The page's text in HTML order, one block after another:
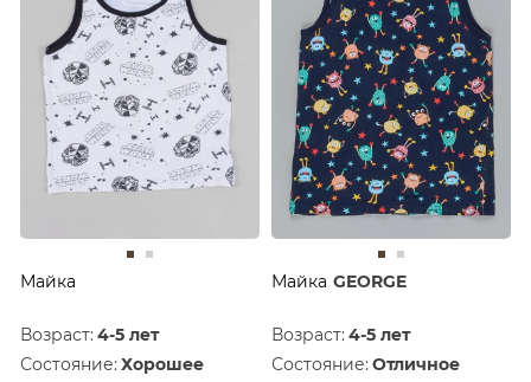
Майка
Возраст: 4-5 лет
Состояние: Хорошее
Майка GEORGE
Возраст: 4-5 лет
Состояние: Отличное